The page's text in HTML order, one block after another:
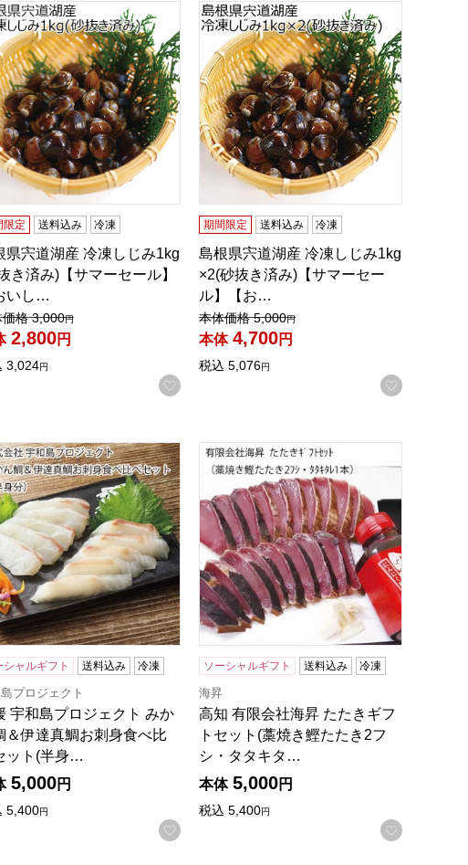
しいお取り寄せ】
りに登録する
県宍道湖産 冷凍しじみ1kg(砂抜き済み)【サマーセール】【おいしい
限定 送料込み 冷凍
県宍道湖産 冷凍しじみ1kg
き済み)【サマーセール】
いし…
前の価格：
価格 3,000円
2,800円
3,024円
お気に入りに登録する
島根県宍道湖産 冷凍しじみ1kg×2(砂抜
期間限定 送料込み 冷凍
島根県宍道湖産 冷凍しじみ1kg
×2(砂抜き済み)【サマーセー
ル】【お…
値引き前の価格：
本体価格 5,000円
本体 4,700円
税込 5,076円
お気に入
【おいしいお取り寄せ】
りに登録する
宇和島プロジェクト みかん鯛＆伊達真鯛お刺身食べ比べセット(半身
シャルギフト 送料込み 冷凍
プロジェクト
宇和島プロジェクト みか
＆伊達真鯛お刺身食べ比
ット(半身…
5,000円
5,400円
お気に入りに登録する
高知 有限会社海昇 たたきギフトセット
ソーシャルギフト 送料込み 冷凍
海昇
高知 有限会社海昇 たたきギフ
トセット(藁焼き鰹たたき2フ
シ・タタキタ…
本体 5,000円
税込 5,400円
お気に入